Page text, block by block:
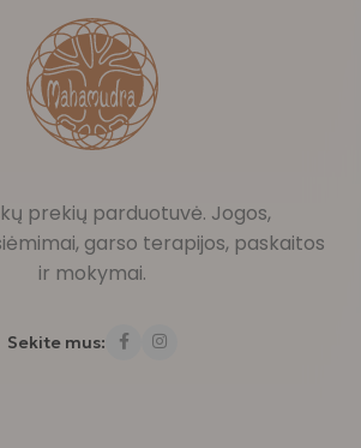
prekių parduotuvė. Jogos,
garso terapijos, paskaitos
ir mokymai.
Sekite mus: